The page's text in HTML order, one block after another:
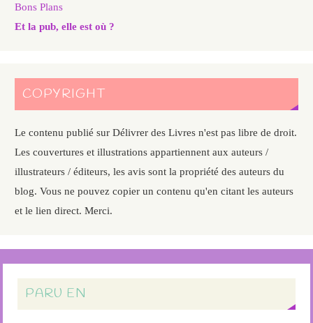
Bons Plans
Et la pub, elle est où ?
COPYRIGHT
Le contenu publié sur Délivrer des Livres n'est pas libre de droit.
Les couvertures et illustrations appartiennent aux auteurs /
illustrateurs / éditeurs, les avis sont la propriété des auteurs du
blog. Vous ne pouvez copier un contenu qu'en citant les auteurs
et le lien direct. Merci.
PARU EN